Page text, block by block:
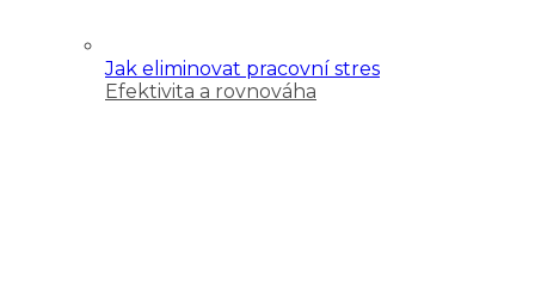
Jak eliminovat pracovní stres
Efektivita a rovnováha